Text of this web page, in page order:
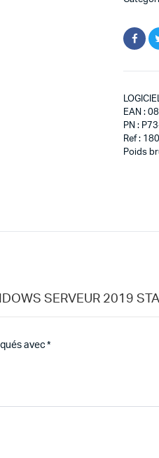
EAN :
PN :
Ref :
Poids
SERVEUR 2019
avec*